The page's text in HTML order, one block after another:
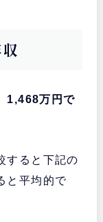
1,468万円で
すると下記の
と平均的で